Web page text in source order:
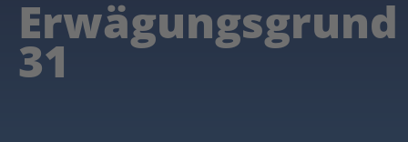
Erwägungsgrund
31